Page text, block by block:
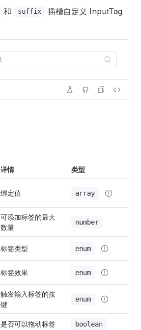
和 suffix
插槽自定义 InputTag
详情 类型
绑定值 array
可添加标签的最大
数量
number
标签类型 enum
标签效果 enum
触发输入标签的按
键
enum
是否可以拖动标签 boolean